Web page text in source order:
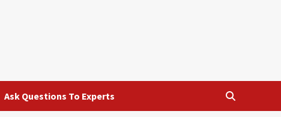
Ask Questions To Experts